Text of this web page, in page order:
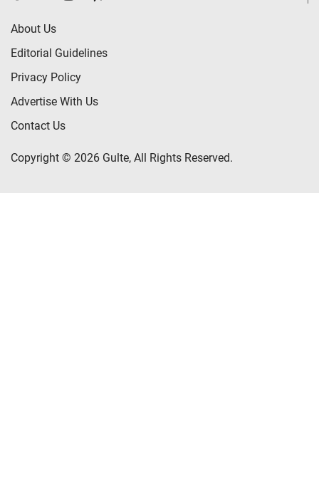
About Us
Editorial Guidelines
Privacy Policy
Advertise With Us
Contact Us
Copyright © 2026 Gulte, All Rights Reserved.